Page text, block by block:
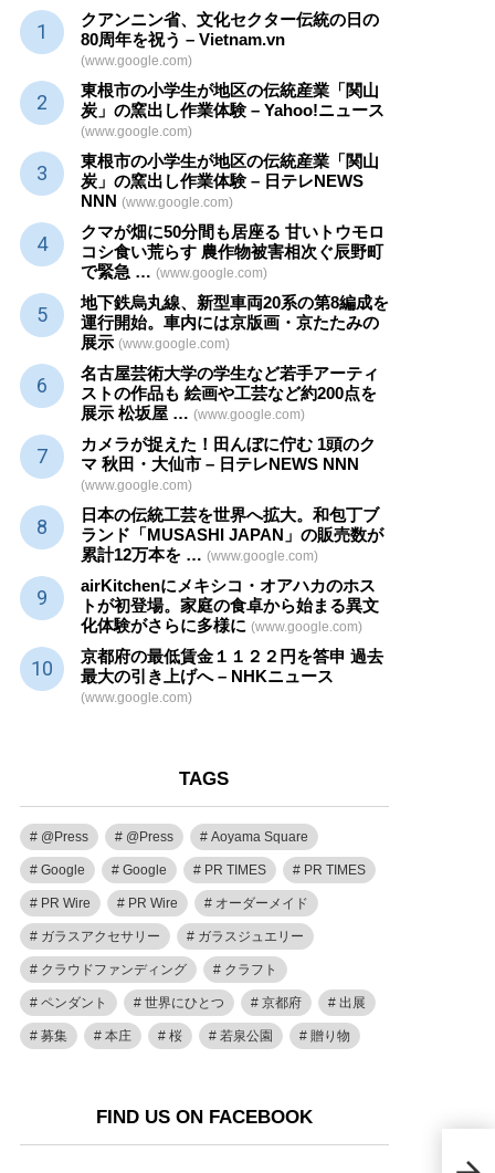
ミ
クアンニン省、文化セクター伝統の日の
80周年を祝う – Vietnam.vn
(www.google.com)
東根市の小学生が地区の伝統産業 「関山
炭」の窯出し作業体験 – Yahoo!ニュース
(www.google.com)
東根市の小学生が地区の伝統産業 「関山
炭」の窯出し作業体験 – 日テレNEWS
NNN (www.google.com)
クマが畑に50分間も居座る 甘いトウモロ
コシ食い荒らす 農作物被害相次ぐ辰野町
で緊急 … (www.google.com)
地下鉄烏丸線、新型車両20系の第8編成を
運行開始。車内には京版画・京たたみの
展示 (www.google.com)
名古屋芸術大学の学生など若手アーティ
ストの作品も 絵画や工芸など約200点を
展示 松坂屋 … (www.google.com)
カメラが捉えた！田んぼに佇む 1頭のク
マ 秋田・大仙市 – 日テレNEWS NNN
(www.google.com)
日本の伝統工芸を世界へ拡大。和包丁ブ
ランド「MUSASHI JAPAN」の販売数が
累計12万本を … (www.google.com)
airKitchenにメキシコ・オアハカのホス
トが初登場。家庭の食卓から始まる異文
化体験がさらに多様に (www.google.com)
京都府の最低賃金１１２２円を答申 過去
最大の引き上げへ – NHKニュース
(www.google.com)
TAGS
@Press @Press Aoyama Square
Google Google PR TIMES PR TIMES
PR Wire PR Wire オーダーメイド
ガラスアクセサリー ガラスジュエリー
クラウドファンディング クラフト
ペンダント 世界にひとつ 京都府 出展
募集 本庄 桜 若泉公園 贈り物
FIND US ON FACEBOOK